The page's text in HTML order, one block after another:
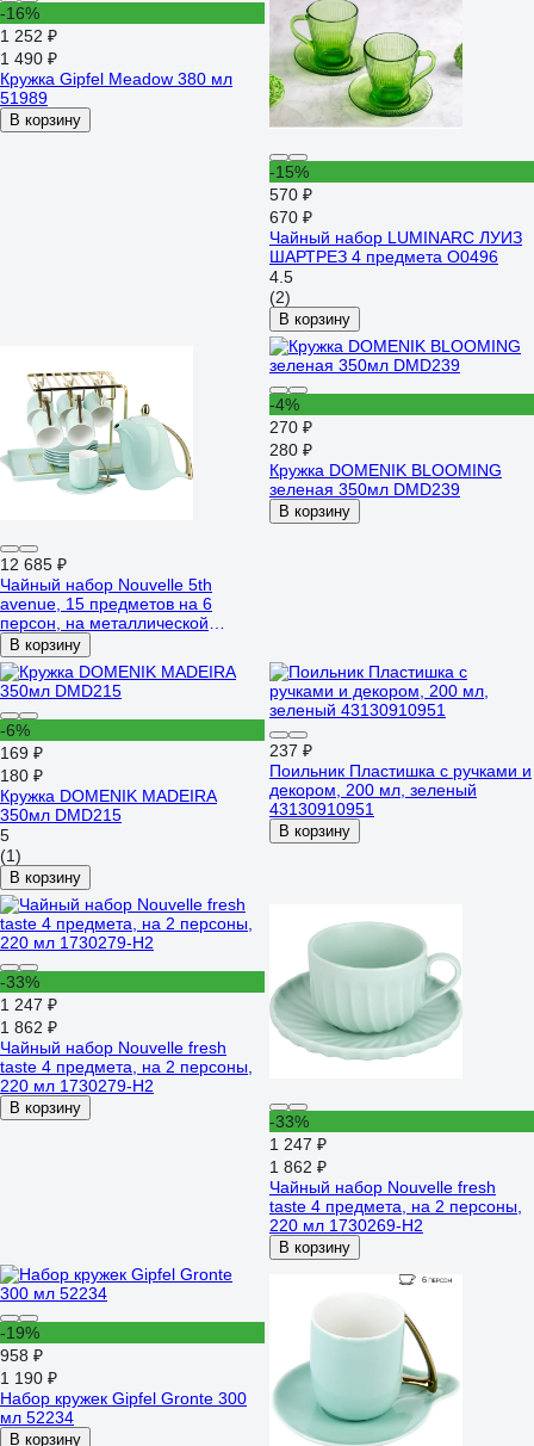
-16%
1 252 ₽
1 490 ₽
Кружка Gipfel Meadow 380 мл
51989
В корзину
-15%
570 ₽
670 ₽
Чайный набор LUMINARC ЛУИЗ
ШАРТРЕЗ 4 предмета O0496
4.5
(2)
В корзину
12 685 ₽
Чайный набор Nouvelle 5th
avenue, 15 предметов на 6
персон, на металлической
подставке, с подносом, 240 мл
1400026
В корзину
-4%
270 ₽
280 ₽
Кружка DOMENIK BLOOMING
зеленая 350мл DMD239
В корзину
-6%
169 ₽
180 ₽
Кружка DOMENIK MADEIRA
350мл DMD215
5
(1)
В корзину
237 ₽
Поильник Пластишка с ручками и
декором, 200 мл, зеленый
43130910951
В корзину
-33%
1 247 ₽
1 862 ₽
Чайный набор Nouvelle fresh
taste 4 предмета, на 2 персоны,
220 мл 1730279-Н2
В корзину
-33%
1 247 ₽
1 862 ₽
Чайный набор Nouvelle fresh
taste 4 предмета, на 2 персоны,
220 мл 1730269-Н2
В корзину
-19%
958 ₽
1 190 ₽
Набор кружек Gipfel Gronte 300
мл 52234
В корзину